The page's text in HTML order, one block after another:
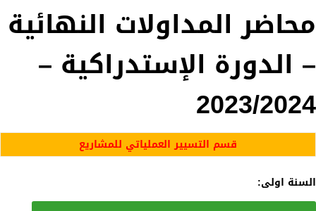
محاضر المداولات النهائية
– الدورة الإستدراكية –
2023/2024
قسم التسيير العملياتي للمشاريع
السنة اولى: